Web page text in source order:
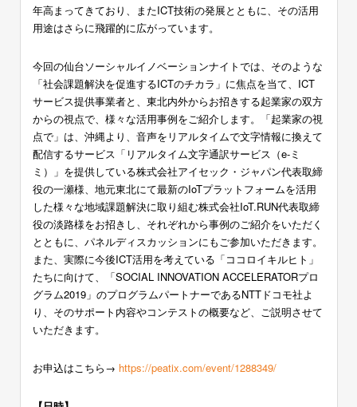
年高まってきており、またICT技術の発展とともに、その活用
用途はさらに飛躍的に広がっています。
今回の仙台ソーシャルイノベーションナイトでは、そのような
「社会課題解決を促進するICTのチカラ」に焦点を当て、ICT
サービス提供事業者と、東北内外からお招きする起業家の双方
からの視点で、様々な活用事例をご紹介します。「起業家の視
点で」は、沖縄より、音声をリアルタイムで文字情報に換えて
配信するサービス「リアルタイム文字通訳サービス（e-ミ
ミ）」を提供している株式会社アイセック・ジャパン代表取締
役の一瀬様、地元東北にて最新のIoTプラットフォームを活用
した様々な地域課題解決に取り組む株式会社IoT.RUN代表取締
役の淡路様をお招きし、それぞれから事例のご紹介をいただく
とともに、パネルディスカッションにもご参加いただきます。
また、実際に今後ICT活用を考えている「ココロイキルヒト」
たちに向けて、「SOCIAL INNOVATION ACCELERATORプロ
グラム2019」のプログラムパートナーであるNTTドコモ社よ
り、そのサポート内容やコンテストの概要など、ご説明させて
いただきます。
お申込はこちら→ https://peatix.com/event/1288349/